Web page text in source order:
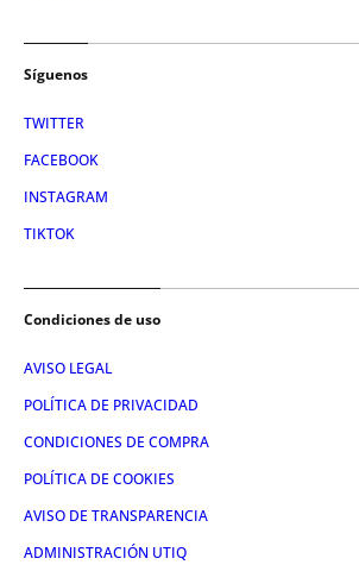
Síguenos
TWITTER
FACEBOOK
INSTAGRAM
TIKTOK
Condiciones de uso
AVISO LEGAL
POLÍTICA DE PRIVACIDAD
CONDICIONES DE COMPRA
POLÍTICA DE COOKIES
AVISO DE TRANSPARENCIA
ADMINISTRACIÓN UTIQ